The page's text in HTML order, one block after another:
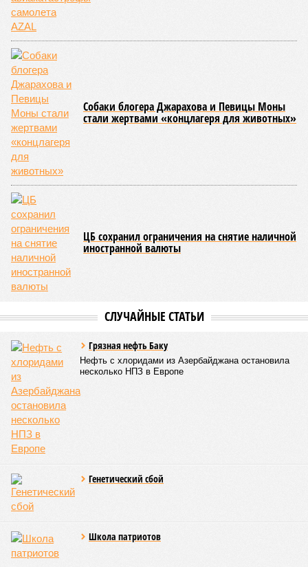
Собаки блогера Джарахова и Певицы Моны
стали жертвами «концлагеря для животных»
ЦБ сохранил ограничения на снятие наличной
иностранной валюты
СЛУЧАЙНЫЕ СТАТЬИ
Грязная нефть Баку
Нефть с хлоридами из Азербайджана остановила
несколько НПЗ в Европе
Генетический сбой
Школа патриотов